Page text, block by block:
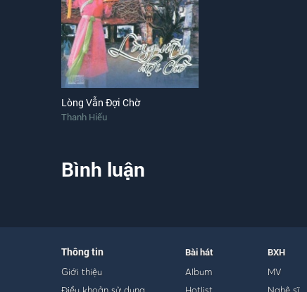
Lòng Vẫn Đợi Chờ
Thanh Hiếu
Bình luận
Thông tin
Giới thiệu
Bài hát
Album
BXH
MV